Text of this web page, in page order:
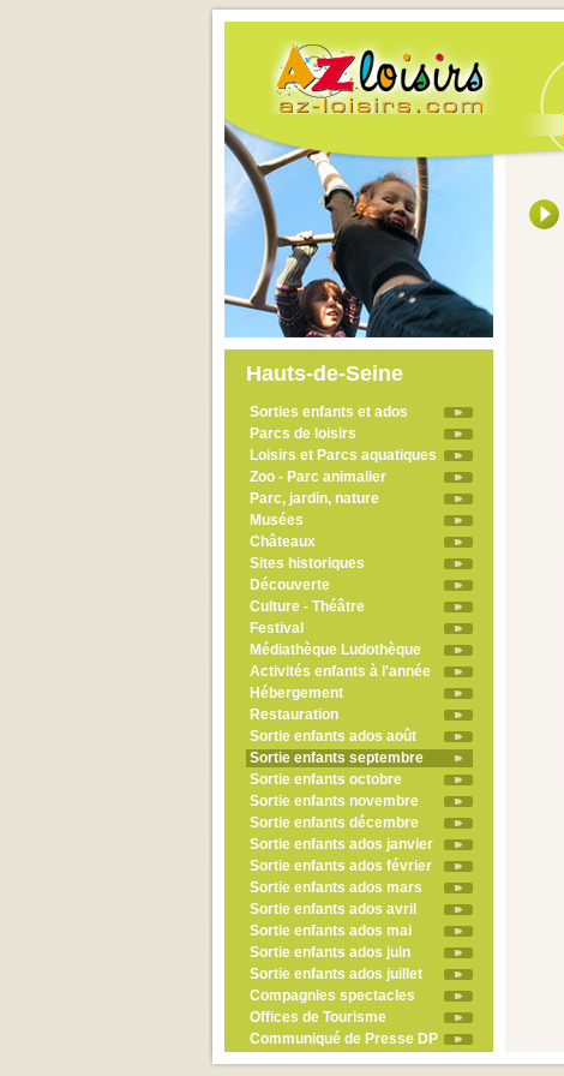
Hauts-de-Seine
Sorties enfants et ados
Parcs de loisirs
Loisirs et Parcs aquatiques
Zoo - Parc animalier
Parc, jardin, nature
Musées
Châteaux
Sites historiques
Découverte
Culture - Théâtre
Festival
Médiathèque Ludothèque
Activités enfants à l'année
Hébergement
Restauration
Sortie enfants ados août
Sortie enfants septembre
Sortie enfants octobre
Sortie enfants novembre
Sortie enfants décembre
Sortie enfants ados janvier
Sortie enfants ados février
Sortie enfants ados mars
Sortie enfants ados avril
Sortie enfants ados mai
Sortie enfants ados juin
Sortie enfants ados juillet
Compagnies spectacles
Offices de Tourisme
Communiqué de Presse DP